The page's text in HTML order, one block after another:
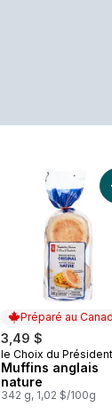
Préparé au
3,49 $
Préparé au
le Choix du Président
Muffins anglais
nature
342 g, 1,02 $/100g